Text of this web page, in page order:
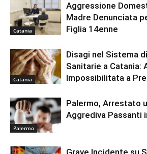
Catania
Aggressione
Madre Denunciata
Figlia 14enne
Catania
Disagi nel Sistema
Sanitarie a Catania:
Impossibilitata a
Palermo
Palermo, Arrestato
Aggrediva Passanti